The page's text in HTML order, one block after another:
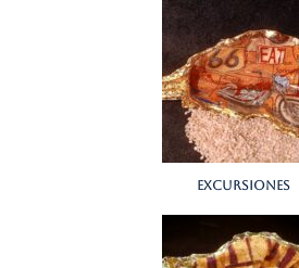
Excursiones